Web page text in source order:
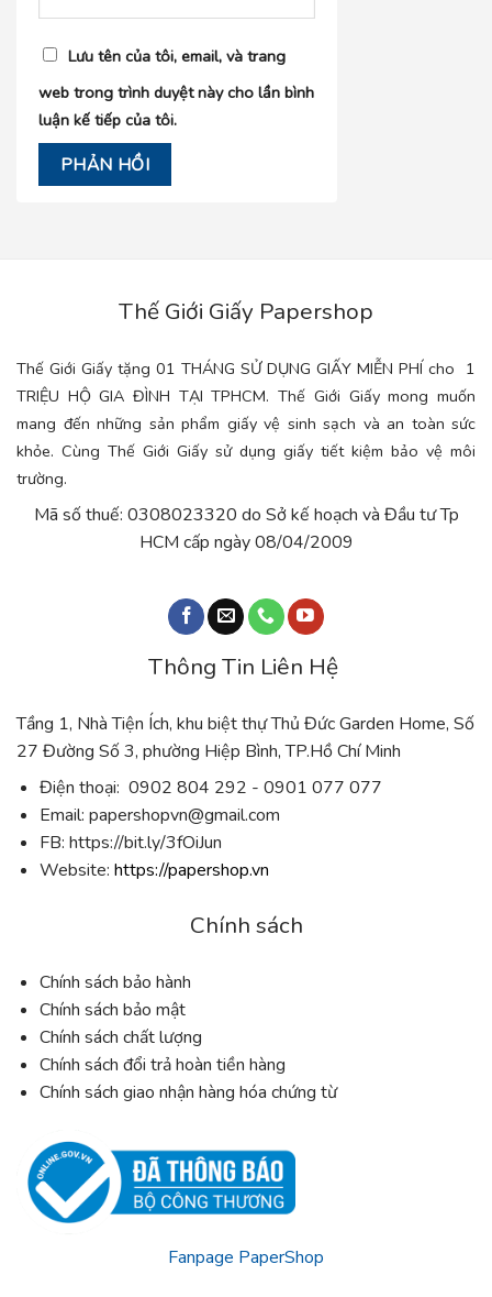
Lưu tên của tôi, email, và trang
web trong trình duyệt này cho lần bình
luận kế tiếp của tôi.
Thế Giới Giấy Papershop
Thế Giới Giấy tặng 01 THÁNG SỬ DỤNG GIẤY MIỄN PHÍ cho 1
TRIỆU HỘ GIA ĐÌNH TẠI TPHCM. Thế Giới Giấy mong muốn
mang đến những sản phẩm giấy vệ sinh sạch và an toàn sức
khỏe. Cùng Thế Giới Giấy sử dụng giấy tiết kiệm bảo vệ môi
trường.
Mã số thuế: 0308023320 do Sở kế hoạch và Đầu tư Tp
HCM cấp ngày 08/04/2009
Thông Tin Liên Hệ
Tầng 1, Nhà Tiện Ích, khu biệt thự Thủ Đức Garden Home, Số
27 Đường Số 3, phường Hiệp Bình, TP.Hồ Chí Minh
Điện thoại: 0902 804 292 - 0901 077 077
Email: papershopvn@gmail.com
FB: https://bit.ly/3fOiJun
Website: https://papershop.vn
Chính sách
Chính sách bảo hành
Chính sách bảo mật
Chính sách chất lượng
Chính sách đổi trả hoàn tiền hàng
Chính sách giao nhận hàng hóa chứng từ
Fanpage PaperShop